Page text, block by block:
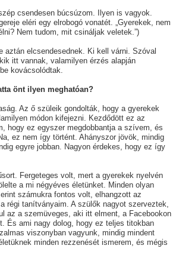
csendesen búcsúzom. Ilyen is vagyok.
eléri egy elrobogó vonatét. „Gyerekek, nem
Nem tudom, mit csináljak veletek.”)
aztán elcsendesednek. Ki kell várni. Szóval
itt vannak, valamilyen érzés alapján
kovácsolódtak.
önt ilyen meghatóan?
Az ő szüleik gondolták, hogy a gyerekek
módon kifejezni. Kezdődött ez az
hogy ez egyszer megdobbantja a szívem, és
ez nem így történt. Ahányszor jövök, mindig
egyre jobban. Nagyon érdekes, hogy ez így
Fergeteges volt, mert a gyerekek nyelvén
a mi négyéves életünket. Minden olyan
számukra fontos volt, elhangzott az
régi tanítványaim. A szülők nagyot szerveztek,
az a szemüveges, aki itt elment, a Facebookon
És ami nagy dolog, hogy ez teljes titokban
viszonyban vagyunk, mindig mindent
minden rezzenését ismerem, és mégis